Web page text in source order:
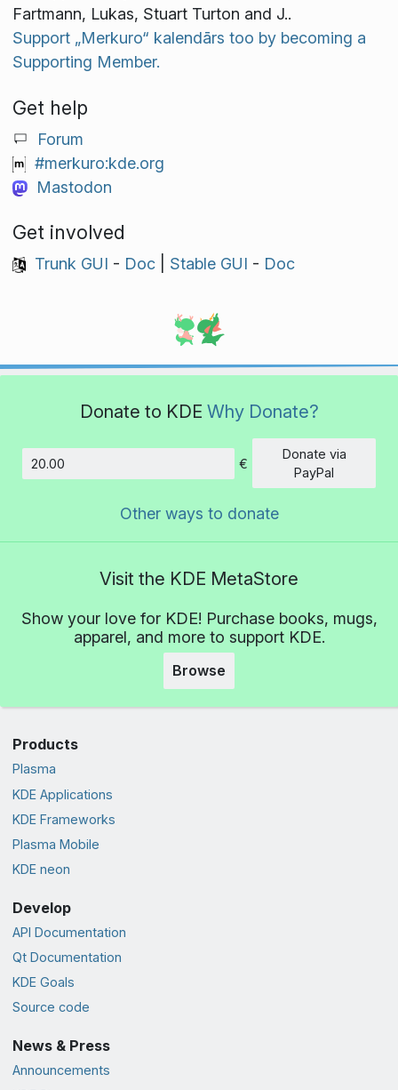
Fartmann, Lukas, Stuart Turton and J..
Support „Merkuro“ kalendārs too by becoming a
Supporting Member.
Get help
Forum
#merkuro:kde.org
Mastodon
Get involved
Trunk GUI - Doc| Stable GUI - Doc
Donate to KDE Why Donate?
Amount
€
Donate via
PayPal
Other ways to donate
Visit the KDE MetaStore
Show your love for KDE! Purchase books, mugs,
apparel, and more to support KDE.
Browse
Products
Plasma
KDE Applications
KDE Frameworks
Plasma Mobile
KDE neon
Develop
API Documentation
Qt Documentation
KDE Goals
Source code
News & Press
Announcements